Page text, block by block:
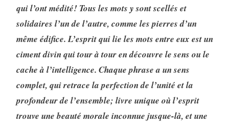
qui l’ont médité! Tous les mots y sont scellés et
solidaires l’un de l’autre, comme les pierres d’un
même édifice. L’esprit qui lie les mots entre eux est un
ciment divin qui tour à tour en découvre le sens ou le
cache à l’intelligence. Chaque phrase a un sens
complet, qui retrace la perfection de l’unité et la
profondeur de l’ensemble; livre unique où l’esprit
trouve une beauté morale inconnue jusque-là, et une